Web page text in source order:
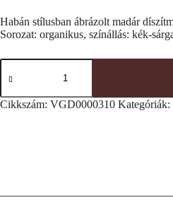
Habán stílusban ábrázolt madár
Sorozat: organikus, színállás: kék-
Habán
madárdíszítményű
mennyiség
Cikkszám: VGD0000310 Kategóriák: